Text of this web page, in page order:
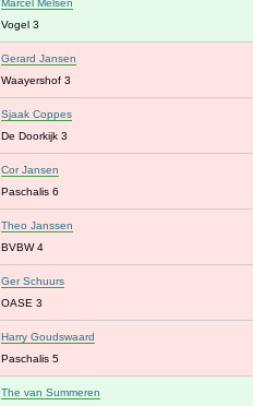
Marcel Melsen
Vogel 3
Gerard Jansen
Waayershof 3
Sjaak Coppes
De Doorkijk 3
Cor Jansen
Paschalis 6
Theo Janssen
BVBW 4
Ger Schuurs
OASE 3
Harry Goudswaard
Paschalis 5
The van Summeren